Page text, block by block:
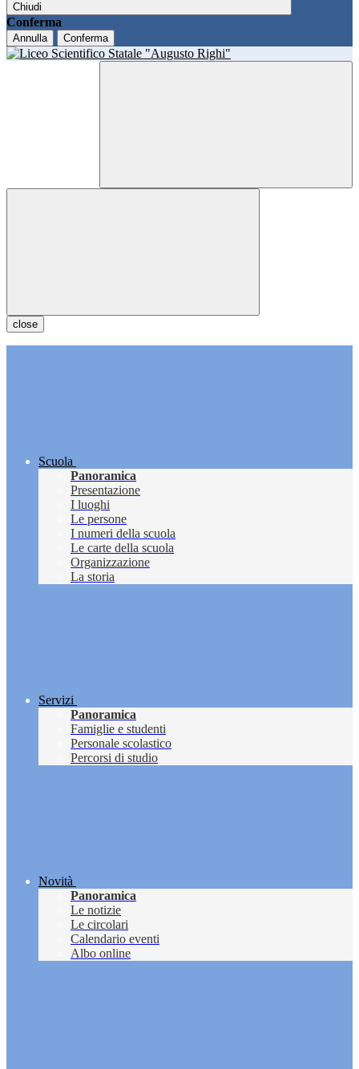
Chiudi
Conferma
Annulla Conferma
close
Scuola
Panoramica
Presentazione
I luoghi
Le persone
I numeri della scuola
Le carte della scuola
Organizzazione
La storia
Servizi
Panoramica
Famiglie e studenti
Personale scolastico
Percorsi di studio
Novità
Panoramica
Le notizie
Le circolari
Calendario eventi
Albo online